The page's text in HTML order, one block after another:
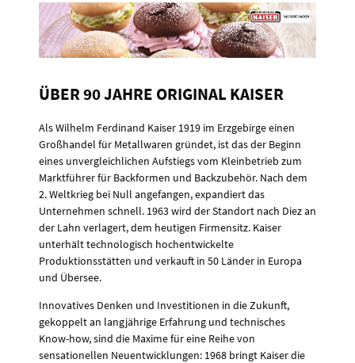
ÜBER 90 JAHRE ORIGINAL KAISER
Als Wilhelm Ferdinand Kaiser 1919 im Erzgebirge einen
Großhandel für Metallwaren gründet, ist das der Beginn
eines unvergleichlichen Aufstiegs vom Kleinbetrieb zum
Marktführer für Backformen und Backzubehör. Nach dem
2. Weltkrieg bei Null angefangen, expandiert das
Unternehmen schnell. 1963 wird der Standort nach Diez an
der Lahn verlagert, dem heutigen Firmensitz. Kaiser
unterhält technologisch hochentwickelte
Produktionsstätten und verkauft in 50 Länder in Europa
und Übersee.
Innovatives Denken und Investitionen in die Zukunft,
gekoppelt an langjährige Erfahrung und technisches
Know-how, sind die Maxime für eine Reihe von
sensationellen Neuentwicklungen: 1968 bringt Kaiser die